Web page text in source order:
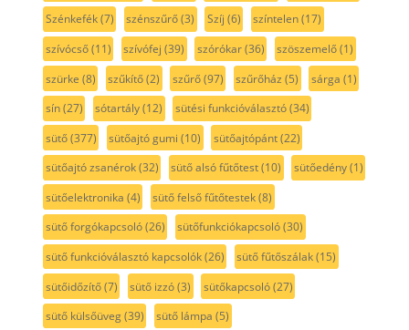
Szénkefék(7) szénszűrő(3) Szíj (6) színtelen(17)
szívócső(11) szívófej (39) szórókar(36) szöszemelő(1)
szürke (8) szűkítő(2) szűrő(97) szűrőház (5) sárga (1)
sín(27) sótartály(12) sütési funkcióválasztó(34)
sütő(377) sütőajtó gumi (10) sütőajtópánt(22)
sütőajtó zsanérok(32) sütő alsó fűtőtest(10) sütőedény(1)
sütőelektronika (4) sütő felső fűtőtestek(8)
sütő forgókapcsoló(26) sütőfunkciókapcsoló(30)
sütő funkcióválasztó kapcsolók(26) sütő fűtőszálak(15)
sütőidőzítő(7) sütő izzó(3) sütőkapcsoló(27)
sütő külsőüveg(39) sütő lámpa (5)